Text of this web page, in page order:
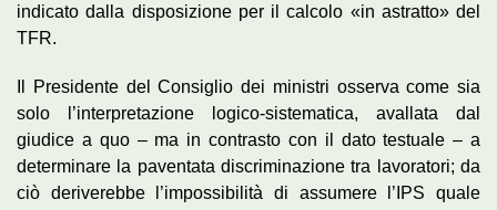
indicato dalla disposizione per il calcolo «in astratto» del
TFR.
Il Presidente del Consiglio dei ministri osserva come sia
solo l’interpretazione logico-sistematica, avallata dal
giudice a quo – ma in contrasto con il dato testuale – a
determinare la paventata discriminazione tra lavoratori; da
ciò deriverebbe l’impossibilità di assumere l’IPS quale